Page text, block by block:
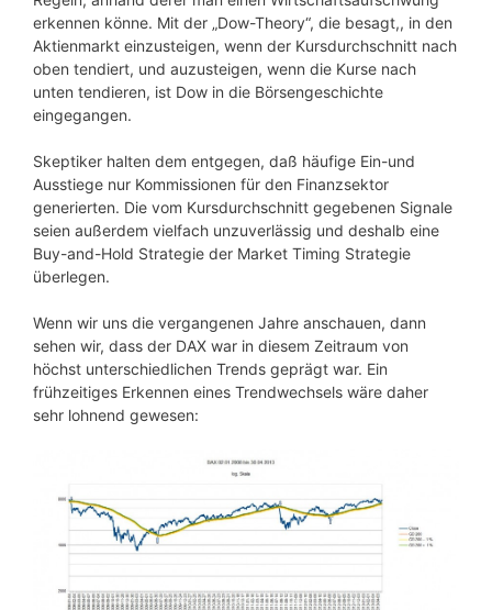
erkennen könne. Mit der „Dow-Theory“, die besagt,, in den
Aktienmarkt einzusteigen, wenn der Kursdurchschnitt nach
oben tendiert, und auzusteigen, wenn die Kurse nach
unten tendieren, ist Dow in die Börsengeschichte
eingegangen.
Skeptiker halten dem entgegen, daß häufige Ein-und
Ausstiege nur Kommissionen für den Finanzsektor
generierten. Die vom Kursdurchschnitt gegebenen Signale
seien außerdem vielfach unzuverlässig und deshalb eine
Buy-and-Hold Strategie der Market Timing Strategie
überlegen.
Wenn wir uns die vergangenen Jahre anschauen, dann
sehen wir, dass der DAX war in diesem Zeitraum von
höchst unterschiedlichen Trends geprägt war. Ein
frühzeitiges Erkennen eines Trendwechsels wäre daher
sehr lohnend gewesen: